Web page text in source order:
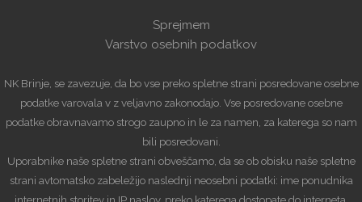
Sprejmem
Varstvo osebnih podatkov
NK Brinje, se zavezuje, da bo vse preko spletne strani posredovane osebne
podatke varovala v z veljavno zakonodajo. Vse posredovane osebne
podatke obravnavamo strogo zaupno in le za namen, za katerega so nam
bili posredovani.
Uporabnike naše spletne strani obveščamo, da se ob obisku naše spletne
strani avtomatsko zabeležijo naslednji neosebni podatki: ime ponudnika
internetnih storitev in IP naslov, preko katerega dostopate do interneta,